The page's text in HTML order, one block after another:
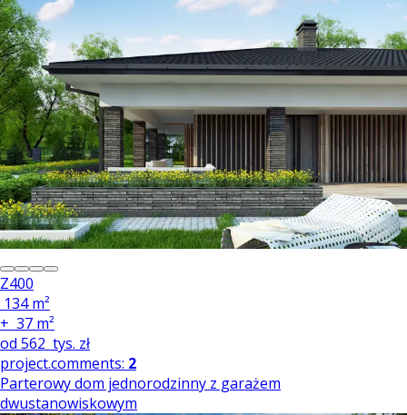
Z400
134 m²
+ 37 m²
od 562 tys. zł
project.comments: 2
Parterowy dom jednorodzinny z garażem
dwustanowiskowym